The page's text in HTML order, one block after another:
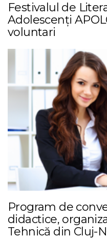
Festivalul de
Adolescenți
voluntari
Program de
didactice,
Tehnică din Cluj-